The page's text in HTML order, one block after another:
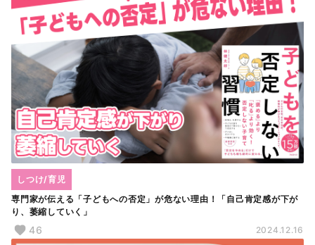
専門家が伝える「子どもへの否定」が危ない理由！「自己肯定感が下が
り、萎縮していく」
しつけ/育児
46 2024.12.16